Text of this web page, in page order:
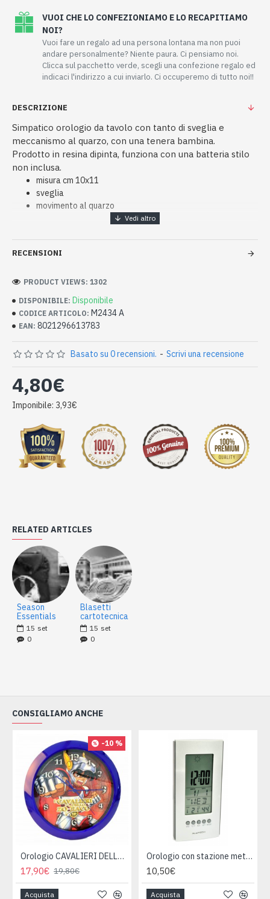
VUOI CHE LO CONFEZIONIAMO E LO RECAPITIAMO
NOI?
Vuoi fare un regalo ad una persona lontana ma non puoi
andare personalmente? Niente paura. Ci pensiamo noi.
Clicca sul pacchetto verde, scegli una confezione regalo ed
indicaci l'indirizzo a cui inviarlo. Ci occuperemo di tutto noi!!
DESCRIZIONE
Simpatico orologio da tavolo con tanto di sveglia e
meccanismo al quarzo, con una tenera bambina.
Prodotto in resina dipinta, funziona con una batteria stilo
non inclusa.
misura cm 10x11
sveglia
movimento al quarzo
RECENSIONI
DISPONIBILE: Disponibile
CODICE ARTICOLO: M2434 A
EAN: 8021296613783
PRODUCT VIEWS: 1302
Basato su 0 recensioni. - Scrivi una recensione
4,80€
Imponibile: 3,93€
RELATED ARTICLES
Season
Essentials
15 set
0
Blasetti
cartotecnica
15 set
0
CONSIGLIAMO ANCHE
-10 %
Orologio CAVALIERI DELLO ZODIACO da parete
17,90€ 19,80€
Acquista
Orologio con stazione meteo
10,50€
Acquista